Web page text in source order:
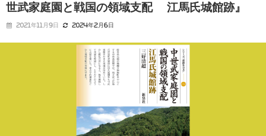
世武家庭園と戦国の領域支配 江馬氏城館跡』
2021年11月9日 2024年2月6日